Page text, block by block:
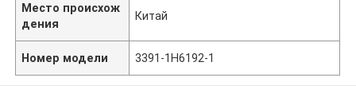
Место происхож
дения
Китай
Номер модели 3391-1H6192-1